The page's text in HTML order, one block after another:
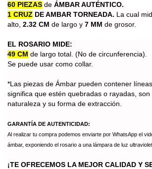
60 PIEZAS de ÁMBAR AUTÉNTICO.
1 CRUZ DE AMBAR TORNEADA. La cual
alto, 2.32 CM de largo y 7 MM de grosor.
EL ROSARIO MIDE:
49 CM de largo total. (No de circunferencia).
Se puede usar como collar.
*Las piezas de Ámbar pueden contener
significa que estén quebradas o rayadas, son
naturaleza y su forma de extracción.
GARANTÍA DE AUTENTICIDAD:
Al realizar tu compra podemos enviarte por WhatsApp el
ámbar, exponiendo el rosario a una lámpara de luz
¡TE OFRECEMOS LA MEJOR CALIDAD Y